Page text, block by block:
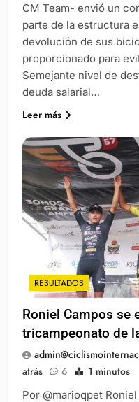
CM Team- envió un
parte de la estructura
devolución de sus
proporcionado para
Semejante nivel de
deuda salarial…
Leer más
RESULTADOS
Roniel Campos se
tricampeonato de
atrás
6 1 minutos
Por @marioqpet